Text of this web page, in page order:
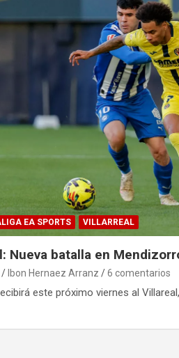
EA SPORTS VILLARREAL
Nueva batalla en
Ibon Hernaez Arranz 6 comentarios
este próximo viernes al